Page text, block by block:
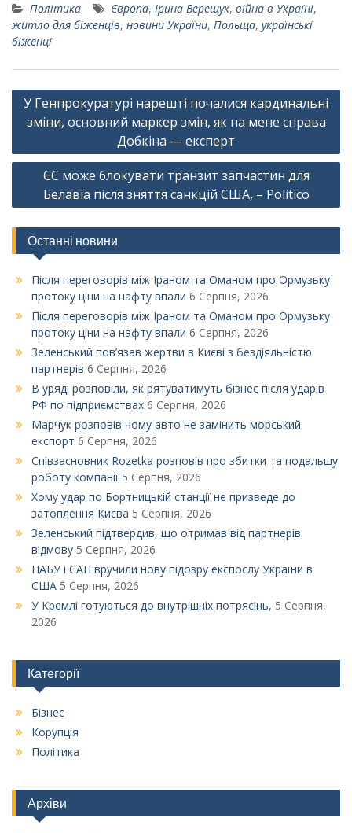
Політика Європа, Ірина Верещук, війна в Україні,
житло для біженців, новини України, Польща, українські
біженці
Навігація
записів
У Генпрокуратурі нарешті почалися кардинальні
зміни, основний маркер змін, як на мене справа
Добкіна — експерт
ЄС може блокувати транзит запчастин для
Белавіа після зняття санкцій США, – Politico
Останні новини
Після переговорів між Іраном та Оманом про Ормузьку
протоку ціни на нафту впали 6 Серпня, 2026
Після переговорів між Іраном та Оманом про Ормузьку
протоку ціни на нафту впали 6 Серпня, 2026
Зеленський пов’язав жертви в Києві з бездіяльністю
партнерів 6 Серпня, 2026
В уряді розповіли, як рятуватимуть бізнес після ударів
РФ по підприємствах 6 Серпня, 2026
Марчук розповів чому авто не замінить морський
експорт 6 Серпня, 2026
Співзасновник Rozetka розповів про збитки та подальшу
роботу компанії 5 Серпня, 2026
Xому удар по Бортницькій станції не призведе до
затоплення Києва 5 Серпня, 2026
Зеленський підтвердив, що отримав від партнерів
відмову 5 Серпня, 2026
НАБУ і САП вручили нову підозру експослу України в
США 5 Серпня, 2026
У Кремлі готуються до внутрішніх потрясінь, 5 Серпня,
2026
Категорії
Бізнес
Корупція
Політика
Архіви